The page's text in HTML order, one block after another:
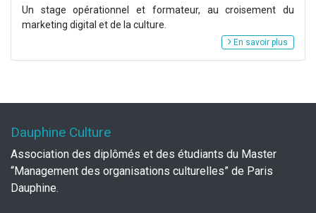
Un stage opérationnel et formateur, au croisement du
marketing digital et de la culture.
En savoir plus
Dauphine Culture
Association des diplômés et des étudiants du Master
“Management des organisations culturelles” de Paris
Dauphine.